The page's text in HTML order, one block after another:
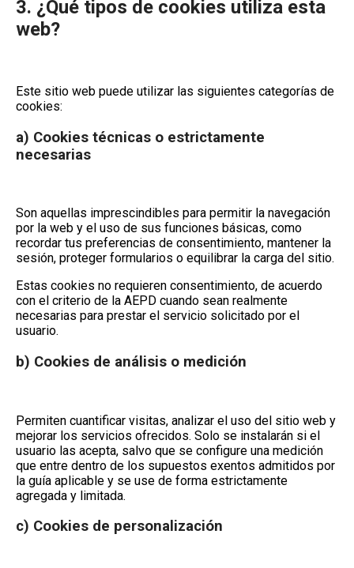
3. ¿Qué tipos de cookies utiliza esta
web?
Este sitio web puede utilizar las siguientes categorías de
cookies:
a) Cookies técnicas o estrictamente
necesarias
Son aquellas imprescindibles para permitir la navegación
por la web y el uso de sus funciones básicas, como
recordar tus preferencias de consentimiento, mantener la
sesión, proteger formularios o equilibrar la carga del sitio.
Estas cookies no requieren consentimiento, de acuerdo
con el criterio de la AEPD cuando sean realmente
necesarias para prestar el servicio solicitado por el
usuario.
b) Cookies de análisis o medición
Permiten cuantificar visitas, analizar el uso del sitio web y
mejorar los servicios ofrecidos. Solo se instalarán si el
usuario las acepta, salvo que se configure una medición
que entre dentro de los supuestos exentos admitidos por
la guía aplicable y se use de forma estrictamente
agregada y limitada.
c) Cookies de personalización